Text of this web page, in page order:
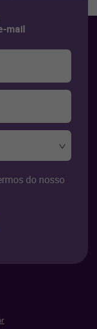
mail
do nosso